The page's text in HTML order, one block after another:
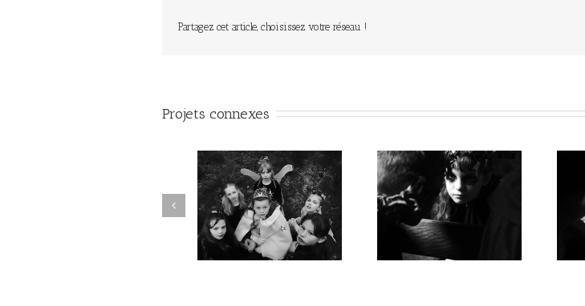
Partagez cet article, choisissez votre réseau !
Projets connexes
LA FLEUR DE CRISTAL /
Emmanuel Faivre / École de
L’ARBRE DES TROLLS /
Emmanuel Faivre / École
d’Englefontaire
UNE MYSTÉRIEUSE CARTE
/ Emmanuel Faivre / École
Englefontaine